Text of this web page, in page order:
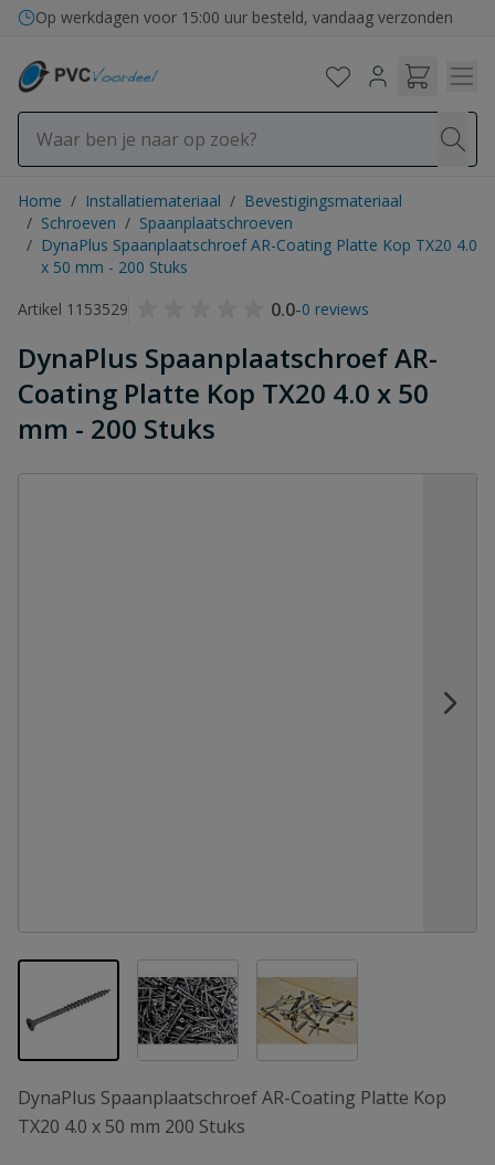
Ga naar de inhoud
Op werkdagen voor 15:00 uur besteld, vandaag verzonden
Home / Installatiemateriaal / Bevestigingsmateriaal
/ Schroeven / Spaanplaatschroeven
/ DynaPlus Spaanplaatschroef AR-Coating Platte Kop TX20 4.0
x 50 mm - 200 Stuks
Artikel 1153529
0.0-0 reviews
DynaPlus Spaanplaatschroef AR-
Coating Platte Kop TX20 4.0 x 50
mm - 200 Stuks
View larger imageView larger imageView larger image
DynaPlus Spaanplaatschroef AR-Coating Platte Kop
TX20 4.0 x 50 mm 200 Stuks